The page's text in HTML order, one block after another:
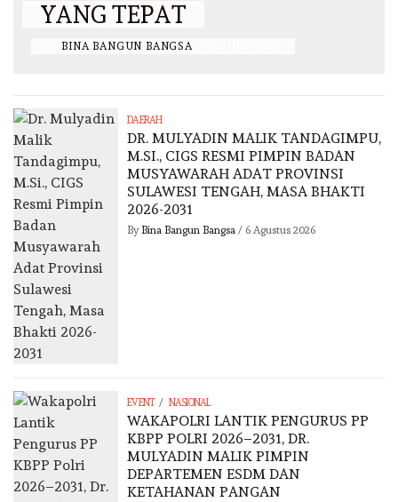
YANG TEPAT
BINA BANGUN BANGSA
DAERAH
DR. MULYADIN MALIK TANDAGIMPU,
M.SI., CIGS RESMI PIMPIN BADAN
MUSYAWARAH ADAT PROVINSI
SULAWESI TENGAH, MASA BHAKTI
2026-2031
By Bina Bangun Bangsa/ 6 Agustus 2026
EVENT / NASIONAL
WAKAPOLRI LANTIK PENGURUS PP
KBPP POLRI 2026–2031, DR.
MULYADIN MALIK PIMPIN
DEPARTEMEN ESDM DAN
KETAHANAN PANGAN